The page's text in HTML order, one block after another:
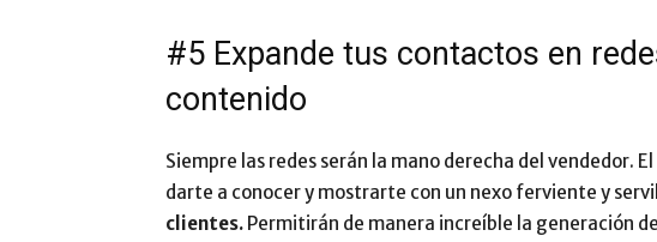
#5 Expande tus contactos en
contenido
Siempre las redes serán la mano derecha del vendedor.
darte a conocer y mostrarte con un nexo ferviente y
clientes. Permitirán de manera increíble la generación